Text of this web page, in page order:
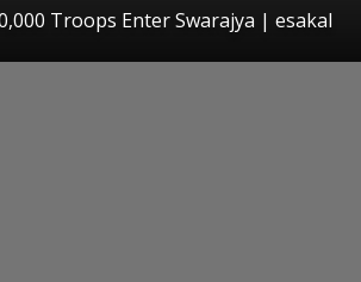
Troops Enter Swarajya | esakal